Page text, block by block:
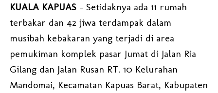
KUALA KAPUAS - Setidaknya ada 11 rumah
terbakar dan 42 jiwa terdampak dalam
musibah kebakaran yang terjadi di area
pemukiman komplek pasar Jumat di Jalan Ria
Gilang dan Jalan Rusan RT. 10 Kelurahan
Mandomai, Kecamatan Kapuas Barat, Kabupaten